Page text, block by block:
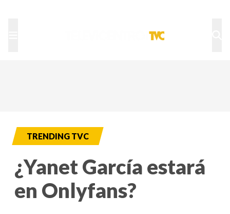
TRENDING TVC
¿Yanet García estará
en Onlyfans?